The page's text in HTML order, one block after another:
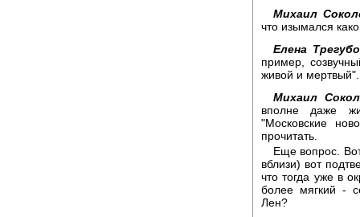
Михаил
что изымался
Елена
пример,
живой и мертвый".
Михаил
вполне даже
"Московские
прочитать.
Еще вопрос.
вблизи) вот
что тогда уже в
более мягкий -
Лен?